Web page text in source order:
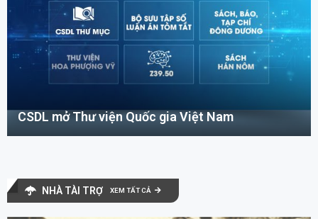
CSDL mở Thư viện Quốc gia Việt Nam
NHÀ TÀI TRỢ XEM TẤT CẢ